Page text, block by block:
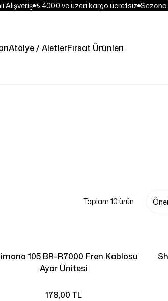
₺ 4000 ve üzeri kargo ücretsiz Sezona
Atölye / AletlerFırsat Ürünleri
Toplam 10 ürün
105 BR-R7000 Fren Kablosu
Ayar Ünitesi
178,00 TL